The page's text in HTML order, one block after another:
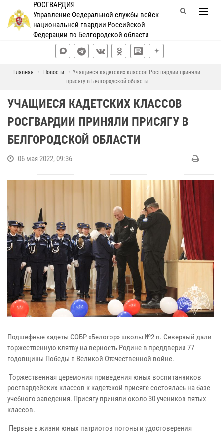
РОСГВАРДИЯ
Управление Федеральной службы войск
национальной гвардии Российской
Федерации по Белгородской области
Главная Новости
Учащиеся кадетских классов Росгвардии приняли
присягу в Белгородской области
УЧАЩИЕСЯ КАДЕТСКИХ КЛАССОВ
РОСГВАРДИИ ПРИНЯЛИ ПРИСЯГУ В
БЕЛГОРОДСКОЙ ОБЛАСТИ
06 мая 2022, 09:36
Подшефные кадеты СОБР «Белогор» школы №2 п. Северный дали
торжественную клятву на верность Родине в преддверии 77
годовщины Победы в Великой Отечественной войне.
Торжественная церемония приведения юных воспитанников
росгвардейских классов к кадетской присяге состоялась на базе
учебного заведения. Присягу приняли около 30 учеников пятых
классов.
Первые в жизни юных патриотов погоны и удостоверения